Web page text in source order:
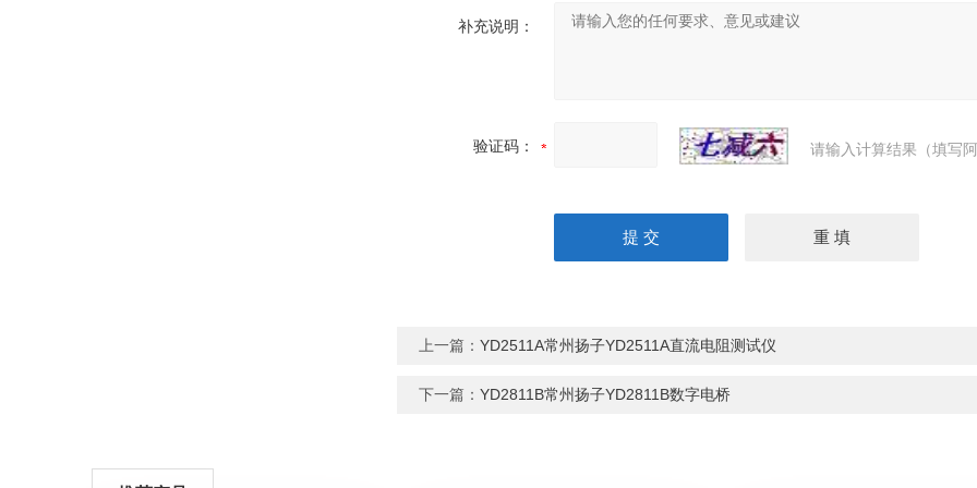
补充说明：
验证码： 请输入计算结果（填写
上一篇： YD2511A常州扬子YD2511A直流电阻测试仪
下一篇： YD2811B常州扬子YD2811B数字电桥